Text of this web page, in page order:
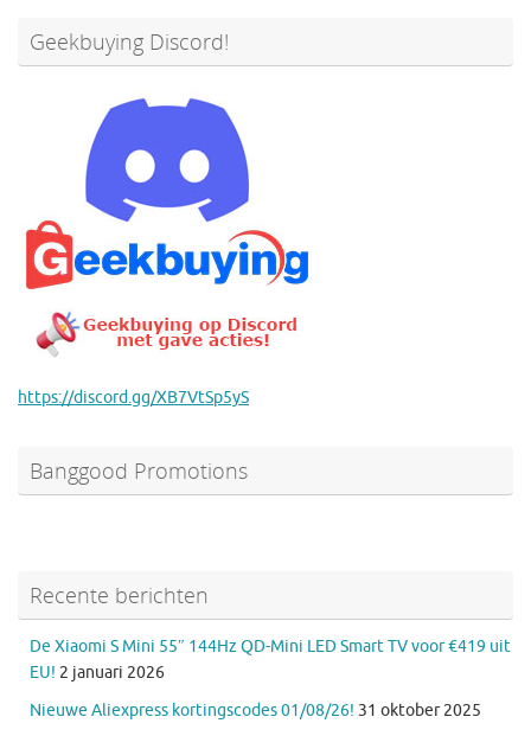
Geekbuying Discord!
https://discord.gg/XB7VtSp5yS
Banggood Promotions
Recente berichten
De Xiaomi S Mini 55″ 144Hz QD-Mini LED Smart TV voor €419 uit
EU! 2 januari 2026
Nieuwe Aliexpress kortingscodes 01/08/26! 31 oktober 2025